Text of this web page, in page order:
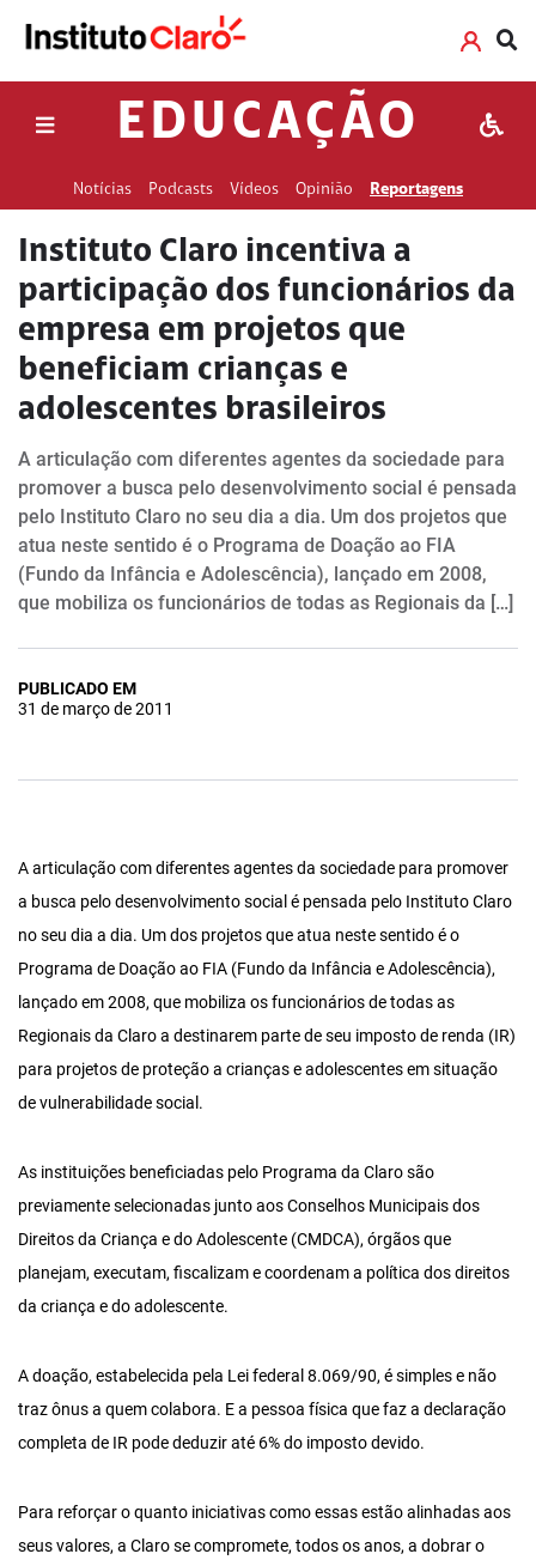
EDUCAÇÃO
Notícias Podcasts Vídeos Opinião Reportagens
Instituto Claro incentiva a
participação dos funcionários da
empresa em projetos que
beneficiam crianças e
adolescentes brasileiros
A articulação com diferentes agentes da sociedade para
promover a busca pelo desenvolvimento social é pensada
pelo Instituto Claro no seu dia a dia. Um dos projetos que
atua neste sentido é o Programa de Doação ao FIA
(Fundo da Infância e Adolescência), lançado em 2008,
que mobiliza os funcionários de todas as Regionais da […]
PUBLICADO EM
31 de março de 2011
A articulação com diferentes agentes da sociedade para promover
a busca pelo desenvolvimento social é pensada pelo Instituto Claro
no seu dia a dia. Um dos projetos que atua neste sentido é o
Programa de Doação ao FIA (Fundo da Infância e Adolescência),
lançado em 2008, que mobiliza os funcionários de todas as
Regionais da Claro a destinarem parte de seu imposto de renda (IR)
para projetos de proteção a crianças e adolescentes em situação
de vulnerabilidade social.
As instituições beneficiadas pelo Programa da Claro são
previamente selecionadas junto aos Conselhos Municipais dos
Direitos da Criança e do Adolescente (CMDCA), órgãos que
planejam, executam, fiscalizam e coordenam a política dos direitos
da criança e do adolescente.
A doação, estabelecida pela Lei federal 8.069/90, é simples e não
traz ônus a quem colabora. E a pessoa física que faz a declaração
completa de IR pode deduzir até 6% do imposto devido.
Para reforçar o quanto iniciativas como essas estão alinhadas aos
seus valores, a Claro se compromete, todos os anos, a dobrar o